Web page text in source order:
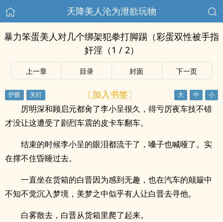
天降美人沦为泄欲玩物
暴力笨蛋美人对几个绑架犯拳打脚踢（彩蛋双性被手指
奸淫（1 / 2）
上一章 目录 封面 下一页
〔加入书签〕
厉明深和顾启元都肏了李小呈很久，得亏厉夜车技不错
才没让这遭受了剧烈车震的皮卡车翻车。
结束的时候李小呈的眼泪都流干了，嗓子也喊哑了。实
在撑不住昏睡过去。
一直坐在货箱的白晋因为感到无趣，也在汽车的颠簸中
不知不觉沉入梦境，美梦之中似乎有人让白晋去寻他。
白雾散去，白晋从货箱里爬了起来。